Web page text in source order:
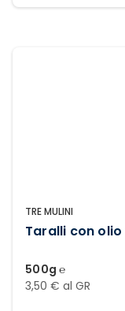
TRE MULINI
Taralli con
500g ℮
3,50 € al GR